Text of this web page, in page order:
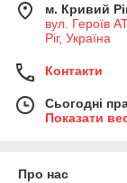
м. Кривий
вул. Героїв
Ріг, Україна
Контакти
Сьогодні
Показати
Про нас